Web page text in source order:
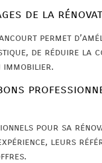
de la
permet
de réduire la
immobilier.
pour sa
leurs